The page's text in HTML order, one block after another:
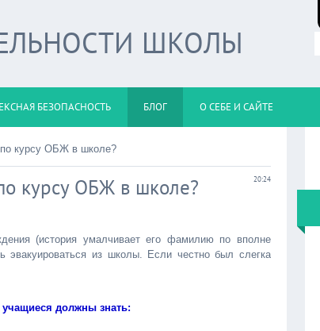
ШКОЛЫ
БЕЗОПАСНОСТЬ БЛОГ О СЕБЕ И САЙТЕ
курсу ОБЖ в школе?
20:24
курсу ОБЖ в школе?
(история умалчивает его фамилию по вполне
эвакуироваться из школы. Если честно был слегка
учащиеся должны знать: